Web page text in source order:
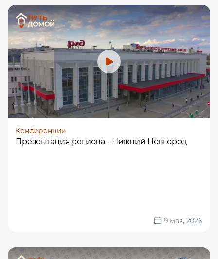
Конференции
Презентация региона - Нижний Новгород
19 мая, 2026